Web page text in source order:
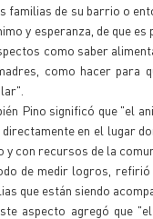
familias de su barrio o
y esperanza, de que
como saber
como hacer para
Pino significó que "el
directamente en el lugar
y con recursos de la
de medir logros, refirió
que están siendo
aspecto agregó que